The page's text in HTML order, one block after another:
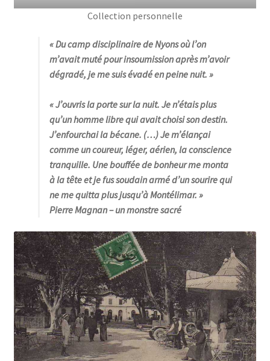
Collection personnelle
«Du camp disciplinaire de Nyons où l’on
m’avait muté pour insoumission après m’avoir
dégradé, je me suis évadé en peine nuit. »
« J’ouvris la porte sur la nuit. Je n’étais plus
qu’un homme libre qui avait choisi son destin.
J’enfourchai la bécane. (…) Je m’élançai
comme un coureur, léger, aérien, la conscience
tranquille. Une bouffée de bonheur me monta
à la tête et je fus soudain armé d’un sourire qui
ne me quitta plus jusqu’à Montélimar. »
Pierre Magnan– un monstre sacré